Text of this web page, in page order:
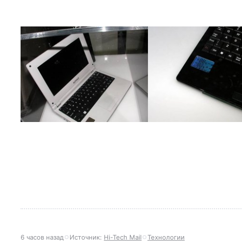
6 часов назад Источник: Hi-Tech Mail Технологии